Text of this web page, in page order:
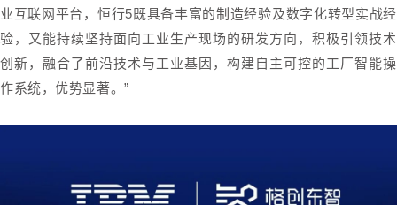
业互联网平台，恒行5既具备丰富的制造经验及数字化转型实战经
验，又能持续坚持面向工业生产现场的研发方向，积极引领技术
创新，融合了前沿技术与工业基因，构建自主可控的工厂智能操
作系统，优势显著。”